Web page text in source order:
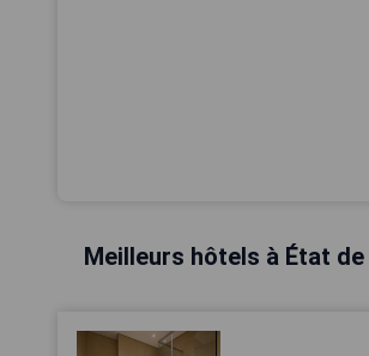
Meilleurs hôtels à État de